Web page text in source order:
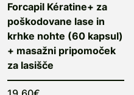
Forcapil Kératine+ za
poškodovane lase in
krhke nohte (60 kapsul)
+ masažni pripomoček
za lasišče